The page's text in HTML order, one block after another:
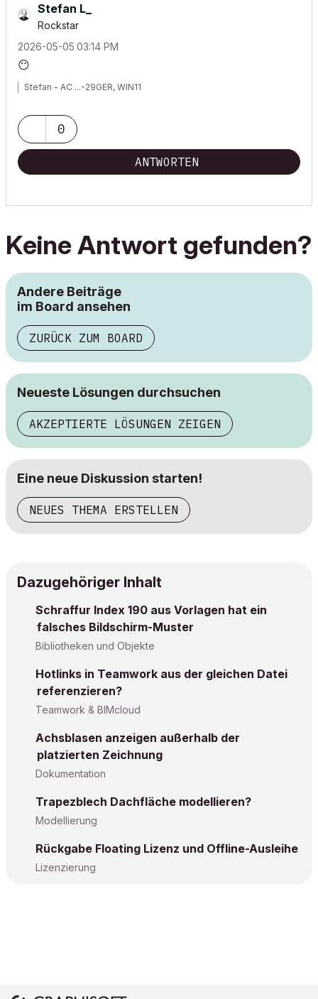
Stefan L_
Rockstar
‎2026-05-05 03:14 PM
😶
Stefan - AC ...-29GER, WIN11
0
ANTWORTEN
Keine Antwort gefunden?
Andere Beiträge
im Board ansehen
ZURÜCK ZUM BOARD
Neueste Lösungen durchsuchen
AKZEPTIERTE LÖSUNGEN ZEIGEN
Eine neue Diskussion starten!
NEUES THEMA ERSTELLEN
Dazugehöriger Inhalt
Schraffur Index 190 aus Vorlagen hat ein
falsches Bildschirm-Muster
Bibliotheken und Objekte
Hotlinks in Teamwork aus der gleichen Datei
referenzieren?
Teamwork & BIMcloud
Achsblasen anzeigen außerhalb der
platzierten Zeichnung
Dokumentation
Trapezblech Dachfläche modellieren?
Modellierung
Rückgabe Floating Lizenz und Offline-Ausleihe
Lizenzierung